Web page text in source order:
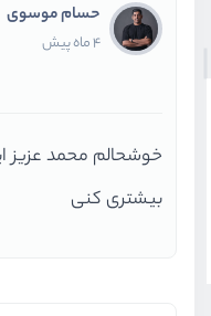
حسام موسوی
4 ماه پیش
خوشحالم محمد عزیز
بیشتری کنی